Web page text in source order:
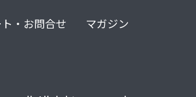
・お問合せ マガジン